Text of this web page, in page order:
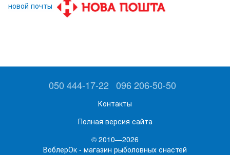
новой почты
050 444-17-22 096 206-50-50
Контакты
Полная версия сайта
© 2010—2026
ВоблерОк - магазин рыболовных снастей